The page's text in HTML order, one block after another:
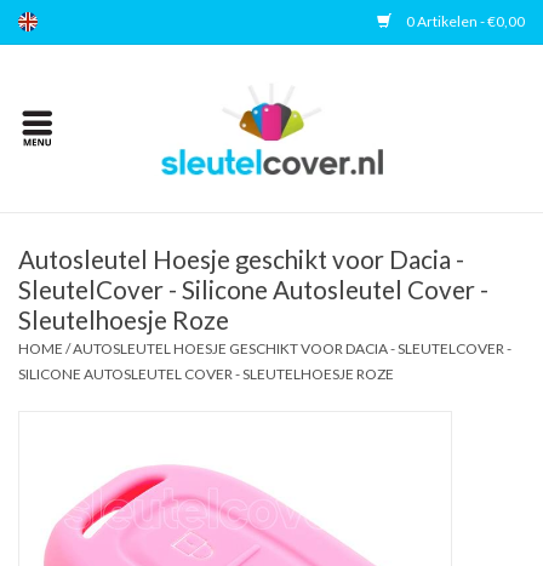
0 Artikelen - €0,00
Home
Accessoires
Veelgestelde vragen
Autosleutel Hoesje geschikt voor Dacia -
SleutelCover - Silicone Autosleutel Cover -
Sleutelhoesje Roze
HOME /AUTOSLEUTEL HOESJE GESCHIKT VOOR DACIA - SLEUTELCOVER -
SILICONE AUTOSLEUTEL COVER - SLEUTELHOESJE ROZE